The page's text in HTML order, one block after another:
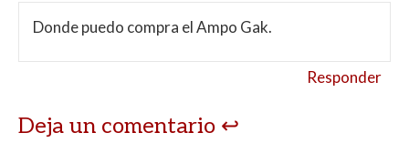
Donde puedo compra el Ampo Gak.
Responder
Deja un comentario